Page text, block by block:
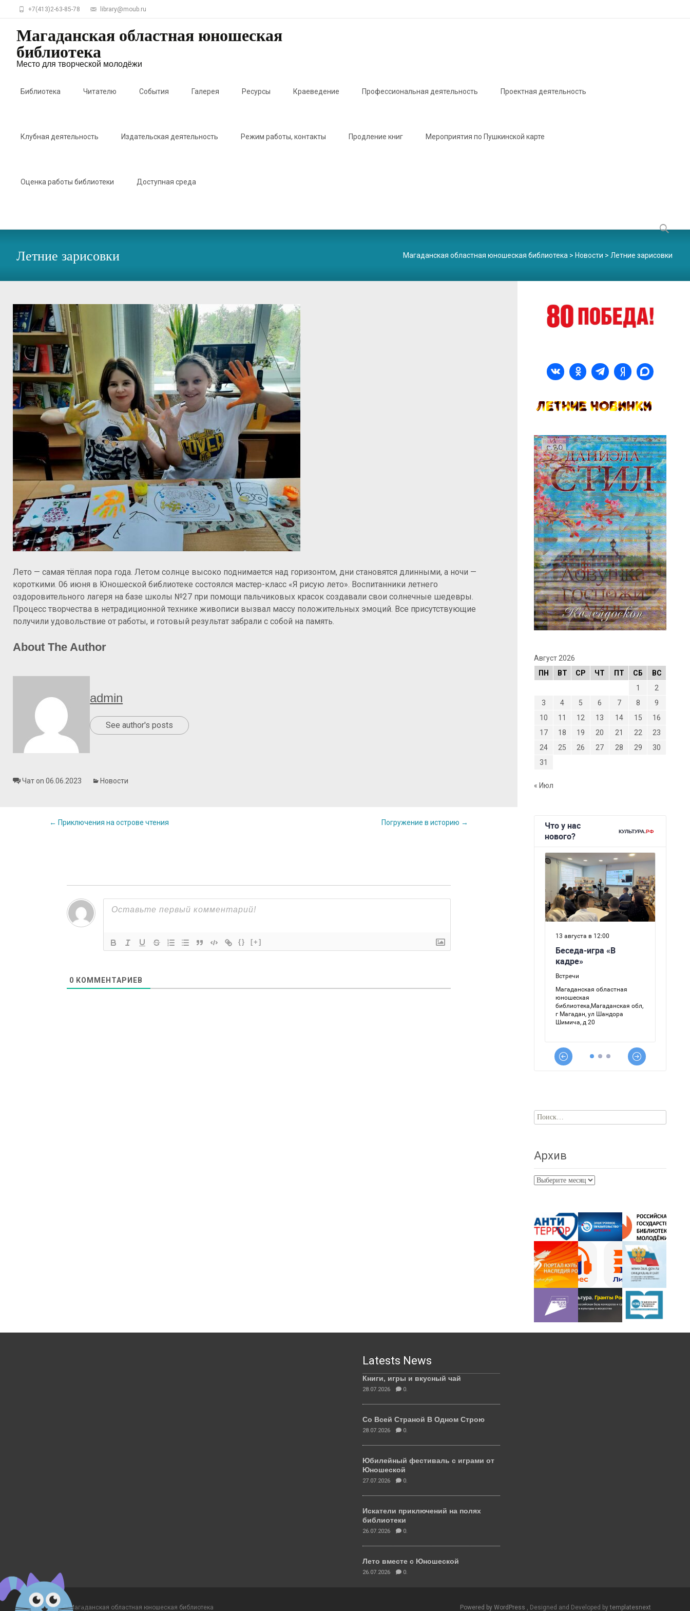
+7(413)2-63-85-78 library@moub.ru
Магаданская областная юношеская
библиотека
Место для творческой молодёжи
Библиотека Читателю События Галерея Ресурсы Краеведение Профессиональная деятельность Проектная деятельность
Клубная деятельность Издательская деятельность Режим работы, контакты Продление книг Мероприятия по Пушкинской карте
Оценка работы библиотеки Доступная среда
Найти:
Летние зарисовки Магаданская областная юношеская библиотека > Новости > Летние зарисовки
Лето — самая тёплая пора года. Летом солнце высоко поднимается над горизонтом,дни становятся длинными, а ночи —
короткими. 06 июня в Юношеской библиотеке состоялся мастер-класс «Я рисую лето». Воспитанники летнего
оздоровительного лагеря на базе школы №27 при помощи пальчиковых красок создавали свои солнечные шедевры.
Процесс творчества в нетрадиционной технике живописи вызвал массу положительных эмоций. Все присутствующие
получили удовольствие от работы, и готовый результат забрали с собой на память.
About The Author
admin
See author's posts
Чат on 06.06.2023 Новости
Post
← Приключения на острове чтения Погружение в историю →
{} [+]
0 КОММЕНТАРИЕВ
Август 2026
ПН
ВТ СР ЧТ ПТ СБ
ВС
1
2
3
4 5 6 7 8
9
10
11 12 13 14 15
16
17
18 19 20 21 22
23
24
25 26 27 28 29
30
31
« Июл
Найти:
Архив
Архив
Latests News
Книги, игры и вкусный чай
28.07.2026 0.
Со Всей Страной В Одном Строю
28.07.2026 0.
Юбилейный фестиваль с играми от
Юношеской
27.07.2026 0.
Искатели приключений на полях
библиотеки
26.07.2026 0.
Лето вместе с Юношеской
26.07.2026 0.
Copyright © Магаданская областная юношеская библиотека Powered by WordPress , Designed and Developed bytemplatesnext